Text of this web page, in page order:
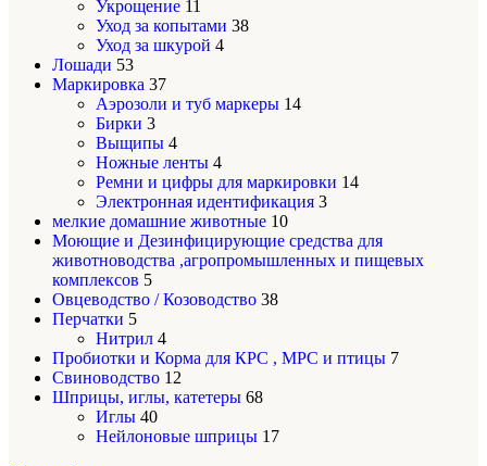
Укрощение 11
Уход за копытами 38
Уход за шкурой 4
Лошади 53
Маркировка 37
Аэрозоли и туб маркеры 14
Бирки 3
Выщипы 4
Ножные ленты 4
Ремни и цифры для маркировки 14
Электронная идентификация 3
мелкие домашние животные 10
Моющие и Дезинфицирующие средства для
животноводства ,агропромышленных и пищевых
комплексов 5
Овцеводство / Козоводство 38
Перчатки 5
Нитрил 4
Пробиотки и Корма для КРС , МРС и птицы 7
Свиноводство 12
Шприцы, иглы, катетеры 68
Иглы 40
Нейлоновые шприцы 17